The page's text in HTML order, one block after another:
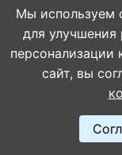
содой
кефир) и
Раскатать
выдавить
Мы используем
для улучшения
персонализации
сайт, вы